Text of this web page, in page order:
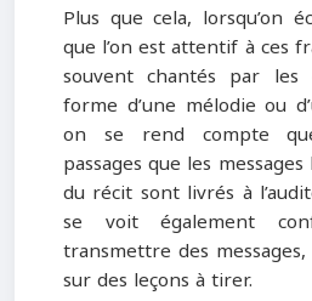
Plus que cela, lorsqu’on
que l’on est attentif à ces
souvent chantés par les
forme d’une mélodie ou
on se rend compte
passages que les
du récit sont livrés à
se voit également
transmettre des
sur des leçons à tirer.